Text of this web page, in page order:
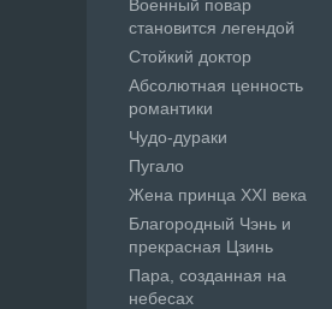
Военный повар
становится легендой
Стойкий доктор
Абсолютная ценность
романтики
Чудо-дураки
Пугало
Жена принца XXI века
Благородный Чэнь и
прекрасная Цзинь
Пара, созданная на
небесах